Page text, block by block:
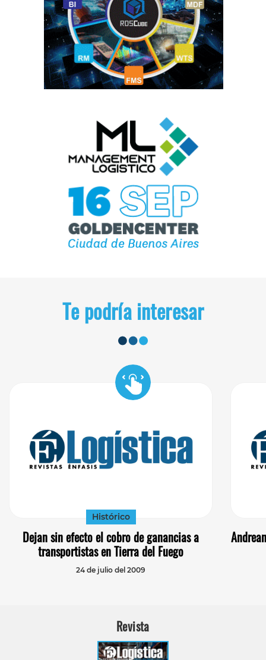
Te podría interesar
Histórico
Dejan sin efecto el cobro de ganancias a
transportistas en Tierra del Fuego
24 de julio del 2009
Revista